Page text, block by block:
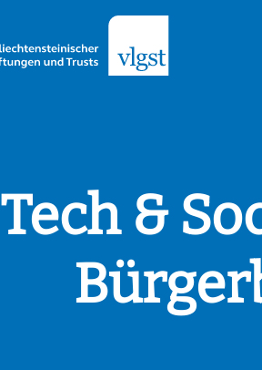
Tech &